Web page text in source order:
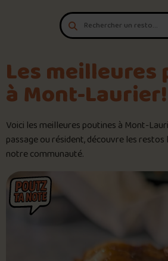
Aller au contenu
T'es
Noter
Trouve
Le
Les meilleures
à Mont-Laurier!
Voici les meilleures poutines à Mont-
passage ou résident, découvre les restos
notre communauté.
📸